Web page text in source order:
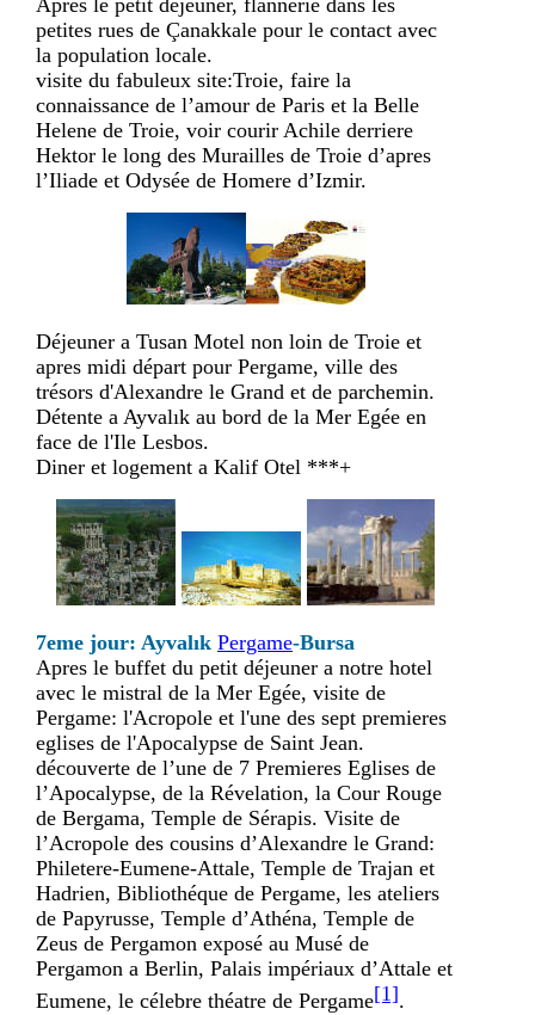
petites rues de Çanakkale pour le contact avec
la population locale.
visite du fabuleux site:Troie, faire la
connaissance de l’amour de Paris et la Belle
Helene de Troie, voir courir Achile derriere
Hektor le long des Murailles de Troie d’apres
l’Iliade et Odysée de Homere d’Izmir.
Déjeuner a Tusan Motel non loin de Troie et
apres midi départ pour Pergame, ville des
trésors d'Alexandre le Grand et de parchemin.
Détente a Ayvalık au bord de la Mer Egée en
face de l'Ile Lesbos.
Diner et logement a Kalif Otel ***+
7eme jour: Ayvalık Pergame-Bursa
Apres le buffet du petit déjeuner a notre hotel
avec le mistral de la Mer Egée, visite de
Pergame: l'Acropole et l'une des sept premieres
eglises de l'Apocalypse de Saint Jean.
découverte de l’une de 7 Premieres Eglises de
l’Apocalypse, de la Révelation, la Cour Rouge
de Bergama, Temple de Sérapis. Visite de
l’Acropole des cousins d’Alexandre le Grand:
Philetere-Eumene-Attale, Temple de Trajan et
Hadrien, Bibliothéque de Pergame, les ateliers
de Papyrusse, Temple d’Athéna, Temple de
Zeus de Pergamon exposé au Musé de
Pergamon a Berlin, Palais impériaux d’Attale et
Eumene, le célebre théatre de Pergame[1].